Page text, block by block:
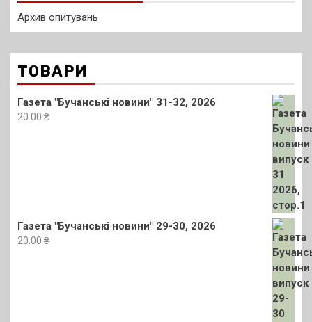
Архив опитувань
ТОВАРИ
Газета "Бучанські новини" 31-32, 2026
20.00 ₴
Газета "Бучанські новини" 29-30, 2026
20.00 ₴